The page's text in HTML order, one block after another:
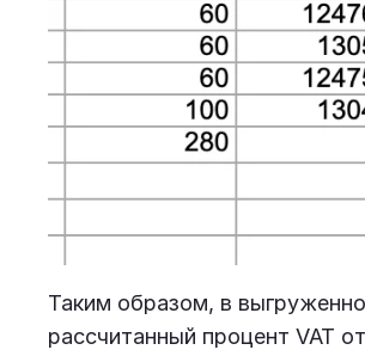
Таким образом, в
рассчитанный процент VAT